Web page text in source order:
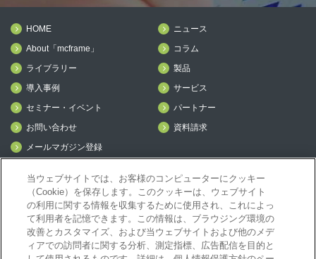
HOME
ニュース
About「mcframe」
コラム
ライブラリー
製品
導入事例
サービス
セミナー・イベント
パートナー
お問い合わせ
資料請求
メールマガジン登録
mcframeナビ（ユーザ登録者）
mcframeユーザ会サイト（MCUG会員専用）
ID発行をご希望の方はこちら
当ウェブサイトでは、お客様のコンピューターにクッキー
（Cookie）を保存します。このクッキーは、ウェブサイト
の利用に関する情報を収集するために使用され、これによっ
て利用者を記憶できます。この情報は、ブラウジング環境の
改善とカスタマイズ、および当ウェブサイトおよび他のメデ
ィアでの訪問者に関する分析、測定指標、広告配信を目的と